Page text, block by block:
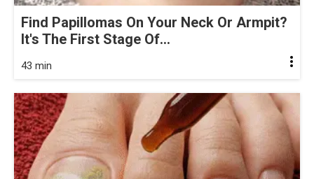
Find Papillomas On Your Neck Or Armpit?
It's The First Stage Of...
43 min